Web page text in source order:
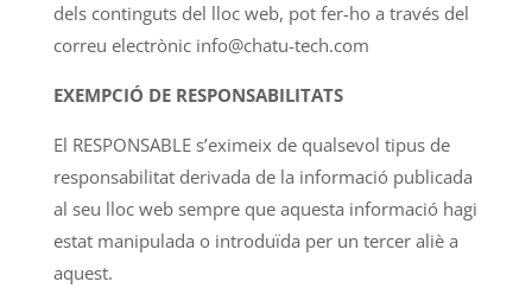
dels continguts del lloc web, pot fer-ho a través del
correu electrònic info@chatu-tech.com
EXEMPCIÓ DE RESPONSABILITATS
El RESPONSABLE s’eximeix de qualsevol tipus de
responsabilitat derivada de la informació publicada
al seu lloc web sempre que aquesta informació hagi
estat manipulada o introduïda per un tercer aliè a
aquest.